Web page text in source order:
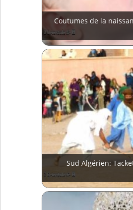
Coutumes de la
Sud Algérien: